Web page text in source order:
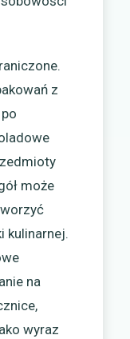
z
może
kulinarnej.
na
wyraz